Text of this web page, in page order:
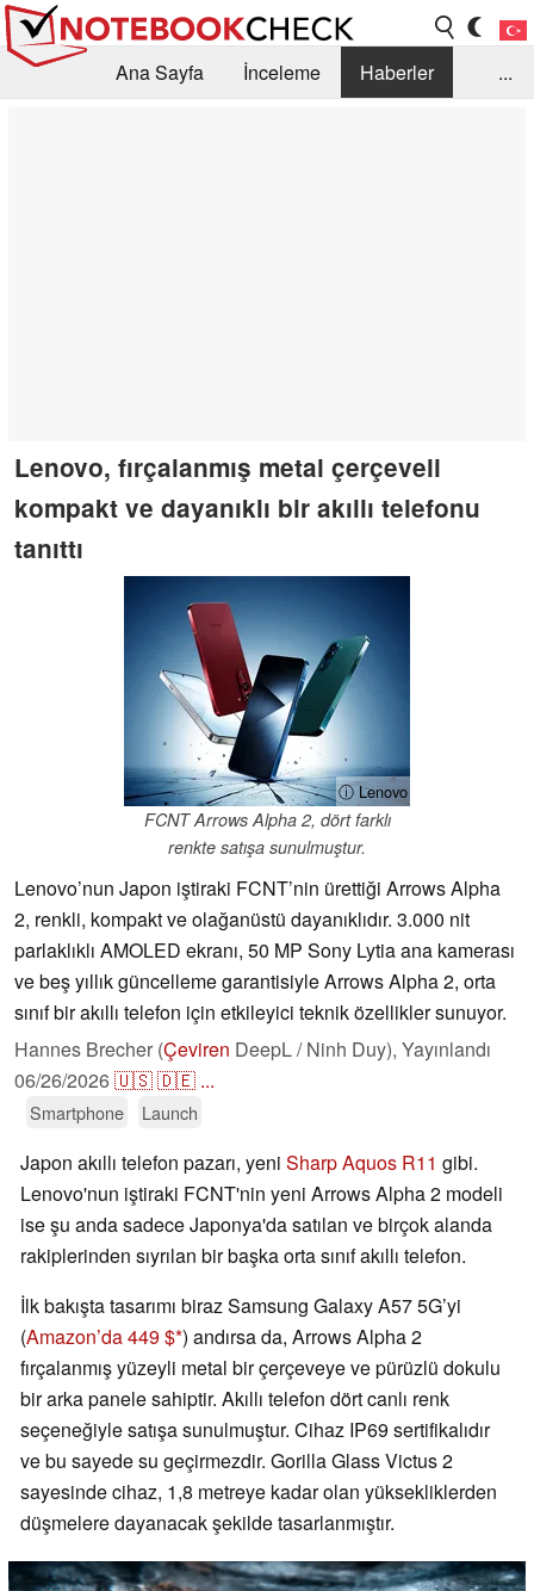
Ana Sayfa İnceleme
Haberler
...
Lenovo, fırçalanmış metal çerçeveli
kompakt ve dayanıklı bir akıllı telefonu
tanıttı
ⓘ Lenovo
FCNT Arrows Alpha 2, dört farklı
renkte satışa sunulmuştur.
Lenovo’nun Japon iştiraki FCNT’nin ürettiği Arrows Alpha
2, renkli, kompakt ve olağanüstü dayanıklıdır. 3.000 nit
parlaklıklı AMOLED ekranı, 50 MP Sony Lytia ana kamerası
ve beş yıllık güncelleme garantisiyle Arrows Alpha 2, orta
sınıf bir akıllı telefon için etkileyici teknik özellikler sunuyor.
Hannes Brecher (Çeviren DeepL / Ninh Duy), Yayınlandı
06/26/2026🇺🇸🇩🇪 ...
Smartphone Launch
Japon akıllı telefon pazarı, yeni Sharp Aquos R11 gibi.
Lenovo'nun iştiraki FCNT'nin yeni Arrows Alpha 2 modeli
ise şu anda sadece Japonya'da satılan ve birçok alanda
rakiplerinden sıyrılan bir başka orta sınıf akıllı telefon.
İlk bakışta tasarımı biraz Samsung Galaxy A57 5G’yi
(Amazon’da 449 $ ) andırsa da, Arrows Alpha 2
fırçalanmış yüzeyli metal bir çerçeveye ve pürüzlü dokulu
bir arka panele sahiptir. Akıllı telefon dört canlı renk
seçeneğiyle satışa sunulmuştur. Cihaz IP69 sertifikalıdır
ve bu sayede su geçirmezdir. Gorilla Glass Victus 2
sayesinde cihaz, 1,8 metreye kadar olan yüksekliklerden
düşmelere dayanacak şekilde tasarlanmıştır.